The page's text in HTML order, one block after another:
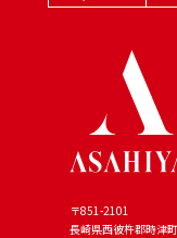
〒851-2101
長崎県西彼杵郡時津